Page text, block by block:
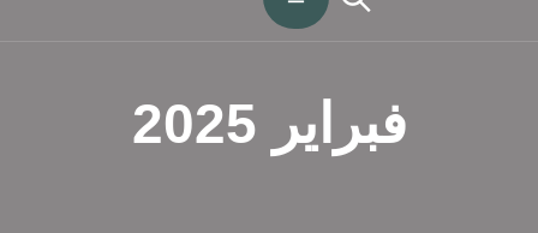
Portuguese
فبراير 2025